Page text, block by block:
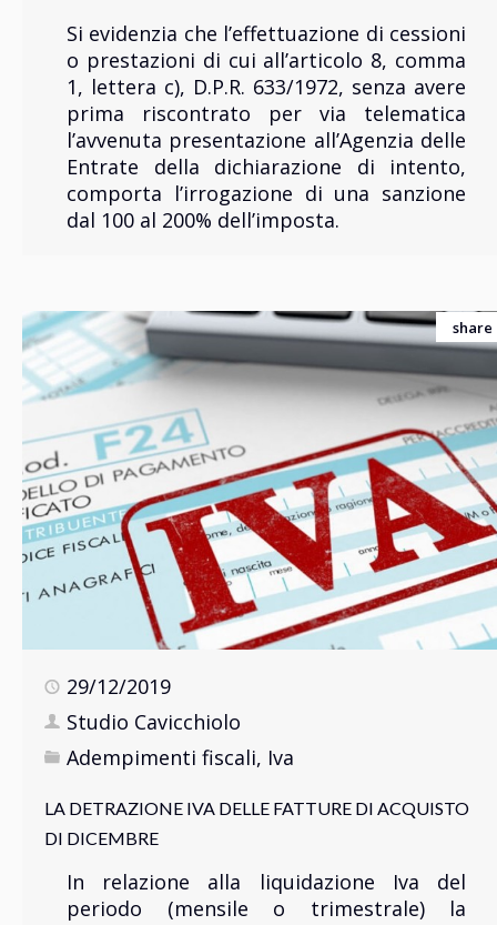
Si evidenzia che l’effettuazione di cessioni
o prestazioni di cui all’articolo 8, comma
1, lettera c), D.P.R. 633/1972, senza avere
prima riscontrato per via telematica
l’avvenuta presentazione all’Agenzia delle
Entrate della dichiarazione di intento,
comporta l’irrogazione di una sanzione
dal 100 al 200% dell’imposta.
share
29/12/2019
Studio Cavicchiolo
Adempimenti fiscali, Iva
LA DETRAZIONE IVA DELLE FATTURE DI ACQUISTO
DI DICEMBRE
In relazione alla liquidazione Iva del
periodo (mensile o trimestrale) la